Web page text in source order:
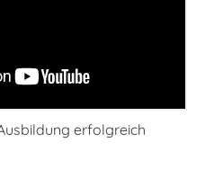
erfolgreich